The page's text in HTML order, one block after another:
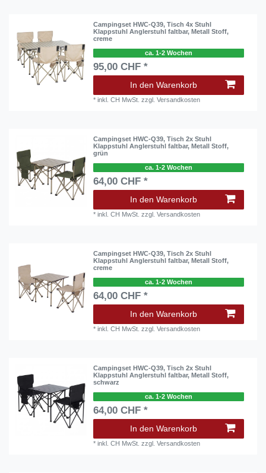
Campingset HWC-Q39, Tisch 4x Stuhl
Klappstuhl Anglerstuhl faltbar, Metall Stoff,
creme
ca. 1-2 Wochen
95,00 CHF *
In den Warenkorb
*inkl. CH MwSt. zzgl.Versandkosten
Campingset HWC-Q39, Tisch 2x Stuhl
Klappstuhl Anglerstuhl faltbar, Metall Stoff,
grün
ca. 1-2 Wochen
64,00 CHF *
In den Warenkorb
*inkl. CH MwSt. zzgl.Versandkosten
Campingset HWC-Q39, Tisch 2x Stuhl
Klappstuhl Anglerstuhl faltbar, Metall Stoff,
creme
ca. 1-2 Wochen
64,00 CHF *
In den Warenkorb
*inkl. CH MwSt. zzgl.Versandkosten
Campingset HWC-Q39, Tisch 2x Stuhl
Klappstuhl Anglerstuhl faltbar, Metall Stoff,
schwarz
ca. 1-2 Wochen
64,00 CHF *
In den Warenkorb
*inkl. CH MwSt. zzgl.Versandkosten